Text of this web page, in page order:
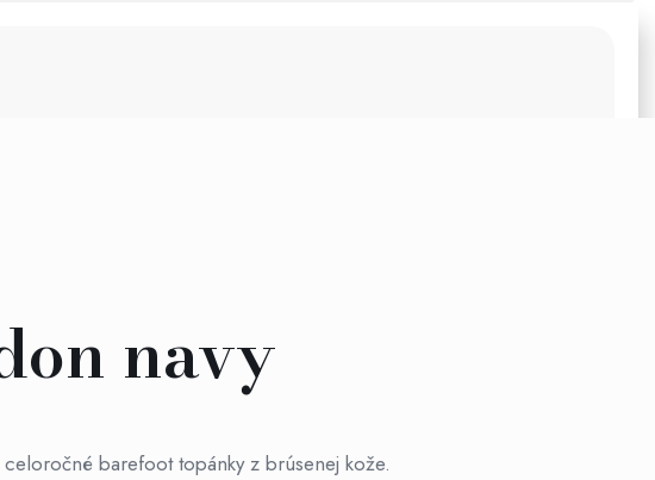
navy
celoročné barefoot topánky z brúsenej kože.